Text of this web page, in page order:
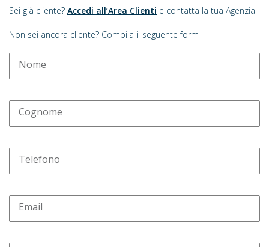
Sei già cliente? Accedi all’Area Clienti e contatta la tua Agenzia
Non sei ancora cliente? Compila il seguente form
Nome
Cognome
Telefono
Email